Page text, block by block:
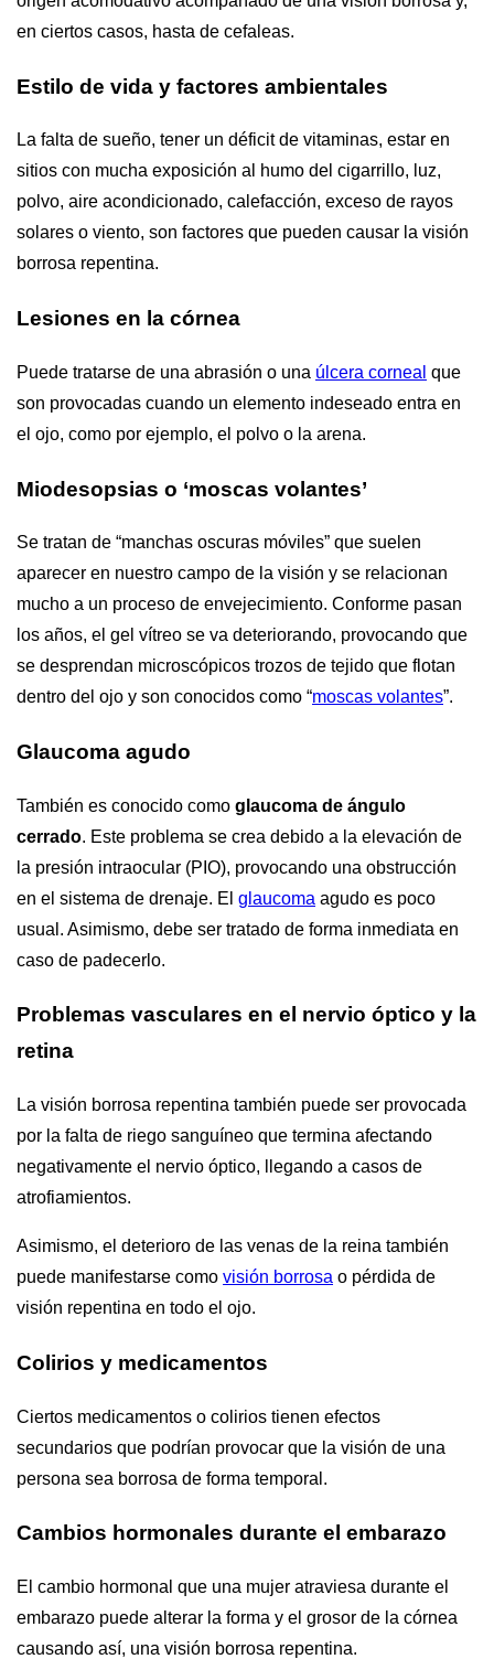
en ciertos casos, hasta de cefaleas.
Estilo de vida y factores ambientales
La falta de sueño, tener un déficit de vitaminas, estar en
sitios con mucha exposición al humo del cigarrillo, luz,
polvo, aire acondicionado, calefacción, exceso de rayos
solares o viento, son factores que pueden causar la visión
borrosa repentina.
Lesiones en la córnea
Puede tratarse de una abrasión o una úlcera corneal que
son provocadas cuando un elemento indeseado entra en
el ojo, como por ejemplo, el polvo o la arena.
Miodesopsias o ‘moscas volantes’
Se tratan de “manchas oscuras móviles” que suelen
aparecer en nuestro campo de la visión y se relacionan
mucho a un proceso de envejecimiento. Conforme pasan
los años, el gel vítreo se va deteriorando, provocando que
se desprendan microscópicos trozos de tejido que flotan
dentro del ojo y son conocidos como “moscas volantes”.
Glaucoma agudo
También es conocido como glaucoma de ángulo
cerrado. Este problema se crea debido a la elevación de
la presión intraocular (PIO), provocando una obstrucción
en el sistema de drenaje. El glaucoma agudo es poco
usual. Asimismo, debe ser tratado de forma inmediata en
caso de padecerlo.
Problemas vasculares en el nervio óptico y la
retina
La visión borrosa repentina también puede ser provocada
por la falta de riego sanguíneo que termina afectando
negativamente el nervio óptico, llegando a casos de
atrofiamientos.
Asimismo, el deterioro de las venas de la reina también
puede manifestarse como visión borrosa o pérdida de
visión repentina en todo el ojo.
Colirios y medicamentos
Ciertos medicamentos o colirios tienen efectos
secundarios que podrían provocar que la visión de una
persona sea borrosa de forma temporal.
Cambios hormonales durante el embarazo
El cambio hormonal que una mujer atraviesa durante el
embarazo puede alterar la forma y el grosor de la córnea
causando así, una visión borrosa repentina.